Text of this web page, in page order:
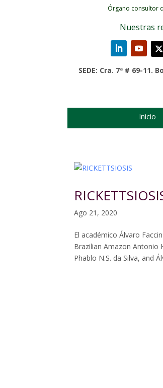
Órgano consultor
Nuestras
SEDE: Cra. 7ª # 69-11.
Inicio
Ago 21, 2020
El académico Álvaro
Brazilian Amazon Antonio
Phablo N.S. da Silva, and